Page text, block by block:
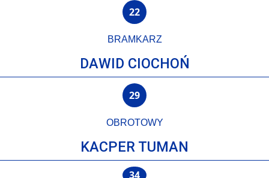
22
BRAMKARZ
DAWID CIOCHOŃ
29
OBROTOWY
KACPER TUMAN
34